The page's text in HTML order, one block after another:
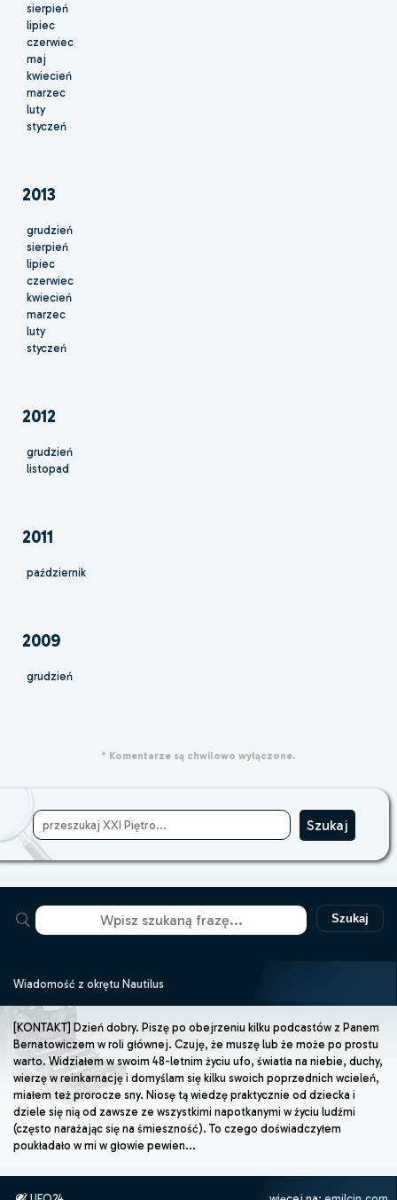
sierpień
lipiec
czerwiec
maj
kwiecień
marzec
luty
styczeń
2013
grudzień
sierpień
lipiec
czerwiec
kwiecień
marzec
luty
styczeń
2012
grudzień
listopad
2011
październik
2009
grudzień
* Komentarze są chwilowo wyłączone.
Szukaj
Wiadomość z okrętu Nautilus
[KONTAKT] Dzień dobry. Piszę po obejrzeniu kilku podcastów z Panem
Bernatowiczem w roli głównej. Czuję, że muszę lub że może po prostu
warto. Widziałem w swoim 48-letnim życiu ufo, światła na niebie, duchy,
wierzę w reinkarnację i domyślam się kilku swoich poprzednich wcieleń,
miałem też prorocze sny. Niosę tą wiedzę praktycznie od dziecka i
dziele się nią od zawsze ze wszystkimi napotkanymi w życiu ludźmi
(często narażając się na śmieszność). To czego doświadczyłem
poukładało w mi w głowie pewien...